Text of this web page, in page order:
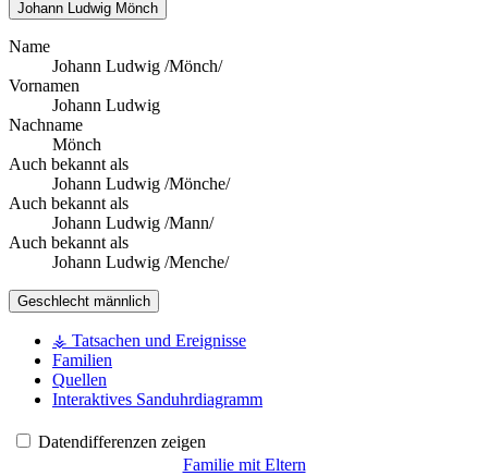
Johann Ludwig Mönch
Name
Johann Ludwig /Mönch/
Vornamen
Johann Ludwig
Nachname
Mönch
Auch bekannt als
Johann Ludwig /Mönche/
Auch bekannt als
Johann Ludwig /Mann/
Auch bekannt als
Johann Ludwig /Menche/
Geschlecht männlich
⚶ Tatsachen und Ereignisse
Familien
Quellen
Interaktives Sanduhrdiagramm
Datendifferenzen zeigen
Familie mit Eltern